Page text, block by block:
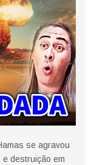
se agravou
destruição em